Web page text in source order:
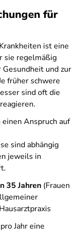
für
ist eine
sie regelmäßig
und zur
früher schwere
sind oft die
Anspruch auf
sind abhängig
jeweils in
35 Jahren (Frauen
Jahr eine